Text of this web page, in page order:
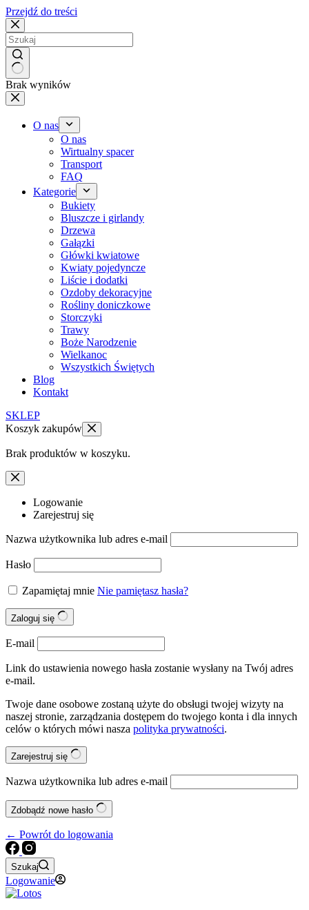
Przejdź do treści
Brak wyników
O nas
O nas
Wirtualny spacer
Transport
FAQ
Kategorie
Bukiety
Bluszcze i girlandy
Drzewa
Gałązki
Główki kwiatowe
Kwiaty pojedyncze
Liście i dodatki
Ozdoby dekoracyjne
Rośliny doniczkowe
Storczyki
Trawy
Boże Narodzenie
Wielkanoc
Wszystkich Świętych
Blog
Kontakt
SKLEP
Koszyk zakupów
Brak produktów w koszyku.
Logowanie
Zarejestruj się
Nazwa użytkownika lub adres e-mail
Hasło
Zapamiętaj mnie Nie pamiętasz hasła?
Zaloguj się
E-mail
Link do ustawienia nowego hasła zostanie wysłany na Twój adres
e-mail.
Twoje dane osobowe zostaną użyte do obsługi twojej wizyty na
naszej stronie, zarządzania dostępem do twojego konta i dla innych
celów o których mówi nasza polityka prywatności.
Zarejestruj się
Nazwa użytkownika lub adres e-mail
Zdobądź nowe hasło
← Powrót do logowania
Szukaj
Logowanie